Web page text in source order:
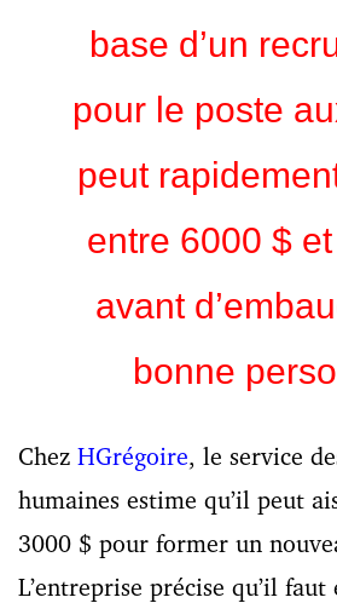
base d’un
pour le poste
peut
entre 6000 $
avant
bonne
Chez HGrégoire, le service
humaines estime qu’il peut
3000 $ pour former un
L’entreprise précise qu’il